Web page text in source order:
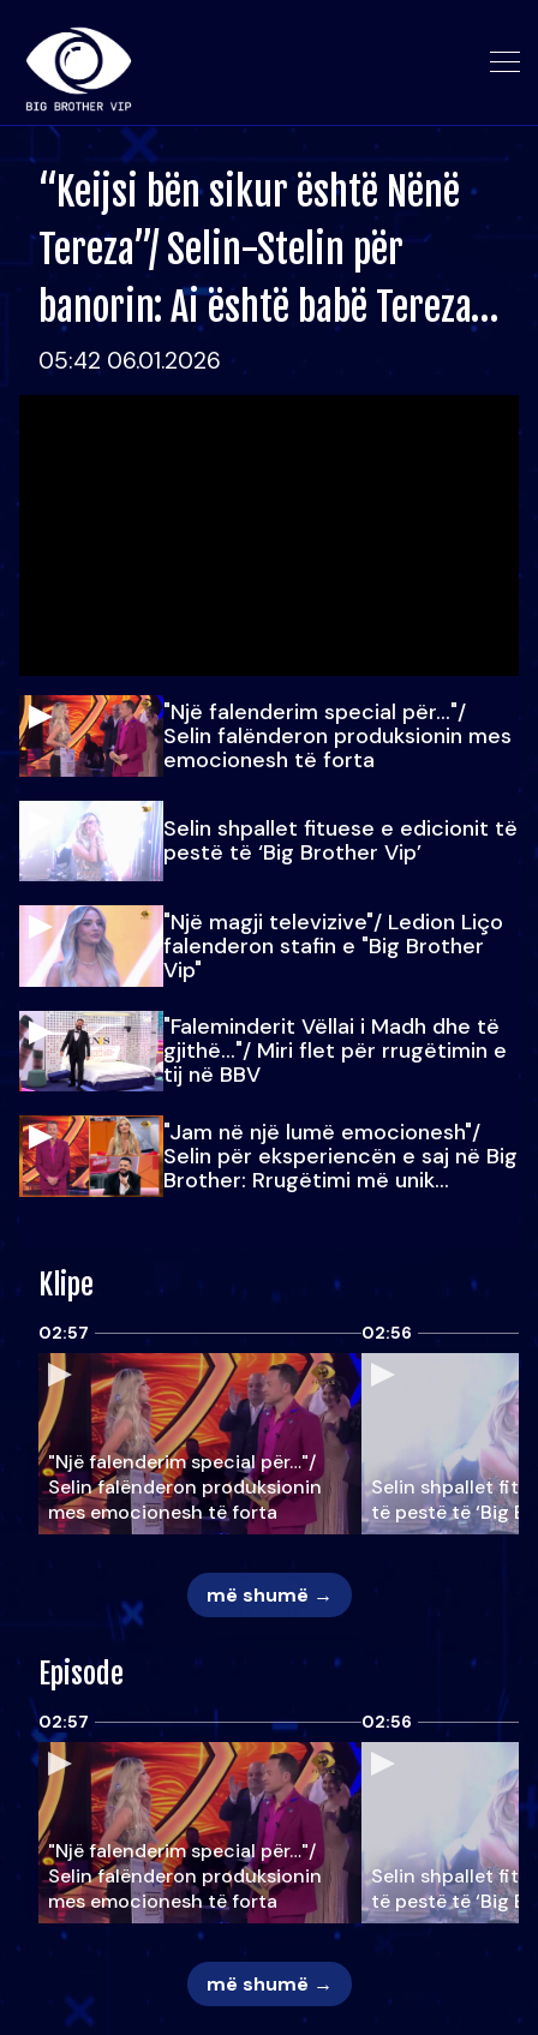
“Keijsi bën sikur është Nënë
Tereza”/ Selin-Stelin për
banorin: Ai është babë Tereza…
05:42 06.01.2026
"Një falenderim special për…"/
Selin falënderon produksionin mes
emocionesh të forta
Selin shpallet fituese e edicionit të
pestë të ‘Big Brother Vip’
"Një magji televizive"/ Ledion Liço
falenderon stafin e "Big Brother
Vip"
"Faleminderit Vëllai i Madh dhe të
gjithë…"/ Miri flet për rrugëtimin e
tij në BBV
"Jam në një lumë emocionesh"/
Selin për eksperiencën e saj në Big
Brother: Rrugëtimi më unik…
Klipe
02:57
"Një falenderim special për…"/
Selin falënderon produksionin
mes emocionesh të forta
02:56
Selin shpallet
të pestë të ‘Big
më shumë →
Episode
02:57
"Një falenderim special për…"/
Selin falënderon produksionin
mes emocionesh të forta
02:56
Selin shpallet
të pestë të ‘Big
më shumë →